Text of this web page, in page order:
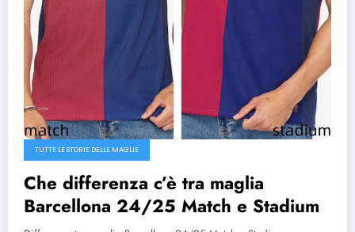
TUTTE LE STORIE DELLE MAGLIE
Che differenza c’è tra maglia
Barcellona 24/25 Match e Stadium